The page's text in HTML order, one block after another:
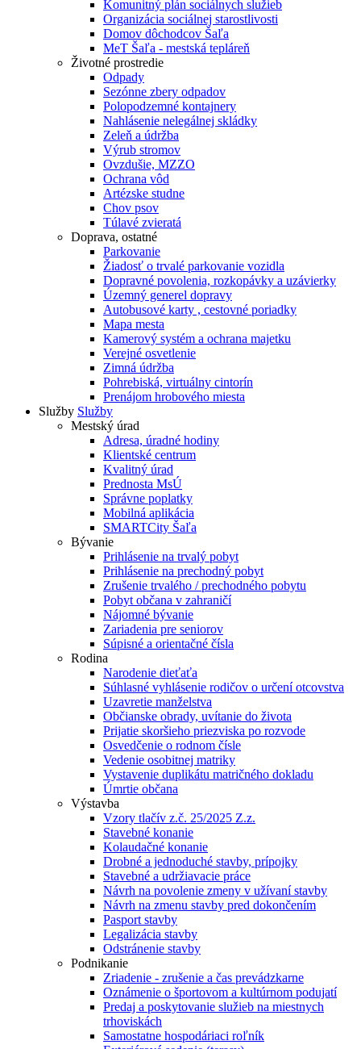
Komunitný plán sociálnych služieb
Organizácia sociálnej starostlivosti
Domov dôchodcov Šaľa
MeT Šaľa - mestská tepláreň
Životné prostredie
Odpady
Sezónne zbery odpadov
Polopodzemné kontajnery
Nahlásenie nelegálnej skládky
Zeleň a údržba
Výrub stromov
Ovzdušie, MZZO
Ochrana vôd
Artézske studne
Chov psov
Túlavé zvieratá
Doprava, ostatné
Parkovanie
Žiadosť o trvalé parkovanie vozidla
Dopravné povolenia, rozkopávky a uzávierky
Územný generel dopravy
Autobusové karty , cestovné poriadky
Mapa mesta
Kamerový systém a ochrana majetku
Verejné osvetlenie
Zimná údržba
Pohrebiská, virtuálny cintorín
Prenájom hrobového miesta
Služby Služby
Mestský úrad
Adresa, úradné hodiny
Klientské centrum
Kvalitný úrad
Prednosta MsÚ
Správne poplatky
Mobilná aplikácia
SMARTCity Šaľa
Bývanie
Prihlásenie na trvalý pobyt
Prihlásenie na prechodný pobyt
Zrušenie trvalého / prechodného pobytu
Pobyt občana v zahraničí
Nájomné bývanie
Zariadenia pre seniorov
Súpisné a orientačné čísla
Rodina
Narodenie dieťaťa
Súhlasné vyhlásenie rodičov o určení otcovstva
Uzavretie manželstva
Občianske obrady, uvítanie do života
Prijatie skoršieho priezviska po rozvode
Osvedčenie o rodnom čísle
Vedenie osobitnej matriky
Vystavenie duplikátu matričného dokladu
Úmrtie občana
Výstavba
Vzory tlačív z.č. 25/2025 Z.z.
Stavebné konanie
Kolaudačné konanie
Drobné a jednoduché stavby, prípojky
Stavebné a udržiavacie práce
Návrh na povolenie zmeny v užívaní stavby
Návrh na zmenu stavby pred dokončením
Pasport stavby
Legalizácia stavby
Odstránenie stavby
Podnikanie
Zriadenie - zrušenie a čas prevádzkarne
Oznámenie o športovom a kultúrnom podujatí
Predaj a poskytovanie služieb na miestnych
trhoviskách
Samostatne hospodáriaci roľník